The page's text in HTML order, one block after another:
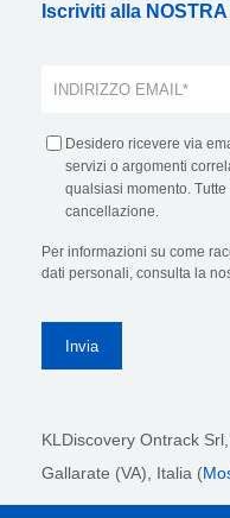
Iscriviti alla
Desidero ricevere via
servizi o argomenti
qualsiasi momento.
cancellazione.
Per informazioni su come
dati personali, consulta la
KLDiscovery Ontrack Srl,
Gallarate (VA), Italia (